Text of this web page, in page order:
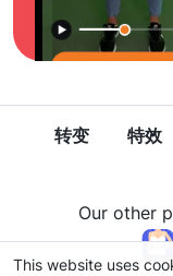
转变 特效
Our other
This website uses